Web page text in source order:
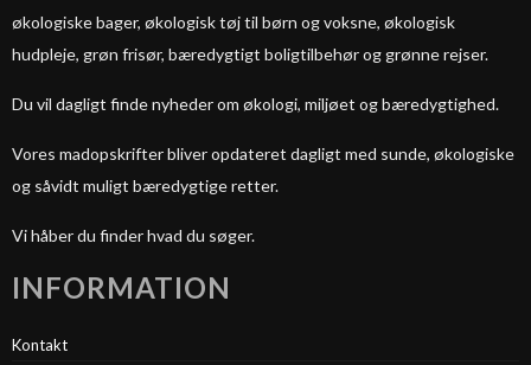
økologiske bager, økologisk tøj til børn og voksne, økologisk
hudpleje, grøn frisør, bæredygtigt boligtilbehør og grønne rejser.
Du vil dagligt finde nyheder om økologi, miljøet og bæredygtighed.
Vores madopskrifter bliver opdateret dagligt med sunde, økologiske
og såvidt muligt bæredygtige retter.
Vi håber du finder hvad du søger.
INFORMATION
Kontakt